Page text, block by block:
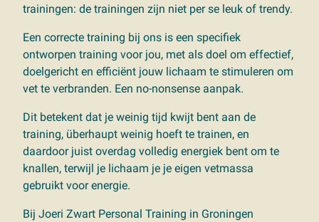
trainingen: de trainingen zijn niet per se leuk of trendy.
Een correcte training bij ons is een specifiek
ontworpen training voor jou, met als doel om effectief,
doelgericht en efficiënt jouw lichaam te stimuleren om
vet te verbranden. Een no-nonsense aanpak.
Dit betekent dat je weinig tijd kwijt bent aan de
training, überhaupt weinig hoeft te trainen, en
daardoor juist overdag volledig energiek bent om te
knallen, terwijl je lichaam je je eigen vetmassa
gebruikt voor energie.
Bij Joeri Zwart Personal Training in Groningen